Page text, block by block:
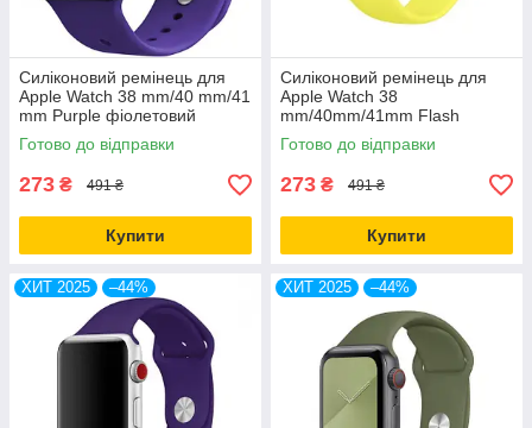
Силіконовий ремінець для
Apple Watch 38 mm/40 mm/41
mm Purple фіолетовий
Готово до відправки
273 ₴ 491 ₴
Купити
Силіконовий ремінець для
Apple Watch 38
mm/40mm/41mm Flash
лимонний
Готово до відправки
273 ₴ 491 ₴
Купити
ХИТ 2025 –44% ХИТ 2025 –44%